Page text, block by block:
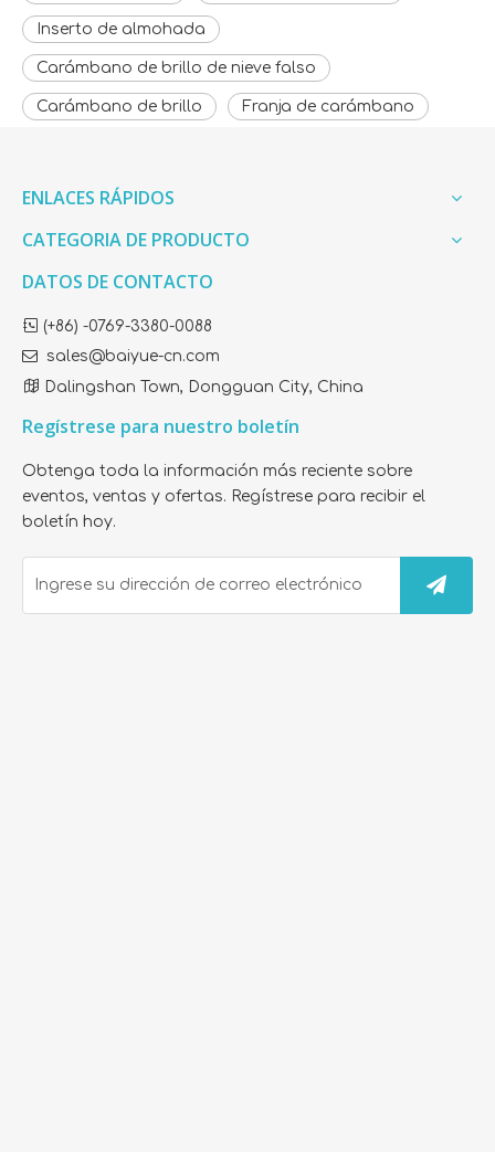
Inserto de almohada
Carámbano de brillo de nieve falso
Carámbano de brillo Franja de carámbano
Lista de productos
ENLACES RÁPIDOS
CATEGORIA DE PRODUCTO
DATOS DE CONTACTO
 (+86) -0769-3380-0088
 sales@baiyue-cn.com
 Dalingshan Town, Dongguan City, China
Regístrese para nuestro boletín
Obtenga toda la información más reciente sobre
eventos, ventas y ofertas. Regístrese para recibir el
boletín hoy.